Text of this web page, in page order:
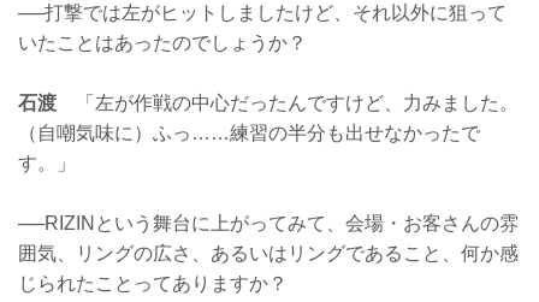
──打撃では左がヒットしましたけど、それ以外に狙って
いたことはあったのでしょうか？
石渡 「左が作戦の中心だったんですけど、力みました。
（自嘲気味に）ふっ……練習の半分も出せなかったで
す。」
──RIZINという舞台に上がってみて、会場・お客さんの雰
囲気、リングの広さ、あるいはリングであること、何か感
じられたことってありますか？